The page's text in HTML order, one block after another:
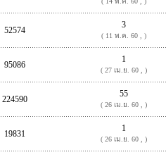
52574
3
( 11 พ.ค. 60 , )
95086
1
( 27 เม.ย. 60 , )
224590
55
( 26 เม.ย. 60 , )
19831
1
( 26 เม.ย. 60 , )